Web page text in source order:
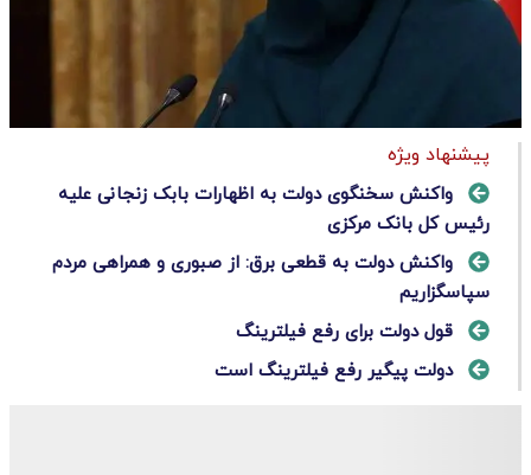
پیشنهاد ویژه
واکنش سخنگوی دولت به اظهارات بابک زنجانی علیه
رئیس کل بانک مرکزی
واکنش دولت به قطعی برق: از صبوری و همراهی مردم
سپاسگزاریم
قول دولت برای رفع فیلترینگ
دولت پیگیر رفع فیلترینگ است